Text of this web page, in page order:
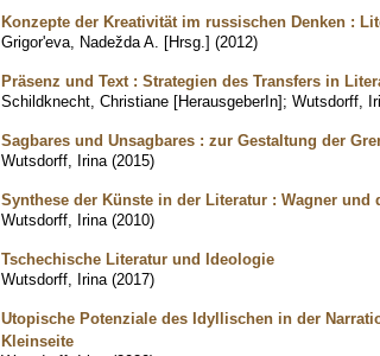
Konzepte der Kreativität im russischen Denken :
Grigorʹeva, Nadežda A. [Hrsg.] (2012)
Präsenz und Text : Strategien des Transfers in
Schildknecht, Christiane [HerausgeberIn]; Wutsdorff,
Sagbares und Unsagbares : zur Gestaltung der
Wutsdorff, Irina (2015)
Synthese der Künste in der Literatur : Wagner
Wutsdorff, Irina (2010)
Tschechische Literatur und Ideologie
Wutsdorff, Irina (2017)
Utopische Potenziale des Idyllischen in der
Kleinseite